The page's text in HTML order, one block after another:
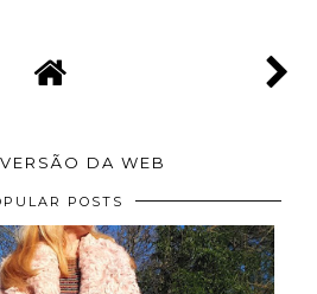
DA WEB
POSTS